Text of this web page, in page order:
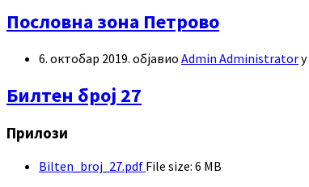
Пословна зона Петрово
6. октобар 2019. објавио Admin Administratorу
Билтен број 27
Прилози
Bilten_broj_27.pdf File size: 6 MB